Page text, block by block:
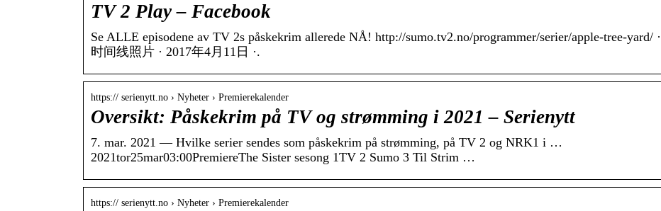
TV 2 Play – Facebook
Se ALLE episodene av TV 2s påskekrim allerede NÅ! http://sumo.tv2.no/programmer/serier/apple-tree-yard/ ·
时间线照片 · 2017年4月11日 ·.
https:// serienytt.no › Nyheter › Premierekalender
Oversikt: Påskekrim på TV og strømming i 2021 – Serienytt
7. mar. 2021 — Hvilke serier sendes som påskekrim på strømming, på TV 2 og NRK1 i …
2021tor25mar03:00PremiereThe Sister sesong 1TV 2 Sumo 3 Til Strim …
https:// serienytt.no › Nyheter › Premierekalender